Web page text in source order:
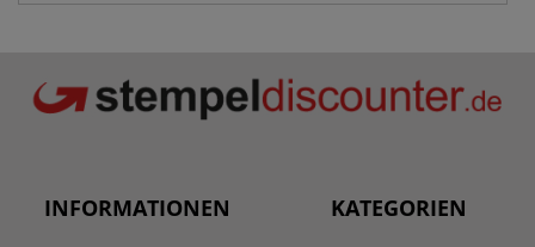
INFORMATIONEN KATEGORIEN